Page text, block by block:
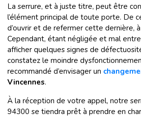
La serrure, et à juste titre, peut être
l’élément principal de toute porte. De
d’ouvrir et de refermer cette dernière,
Cependant, étant négligée et mal
afficher quelques signes de
constatez le moindre
recommandé d’envisager un c
Vincennes.
À la réception de votre appel, notre
94300 se tiendra prêt à prendre en